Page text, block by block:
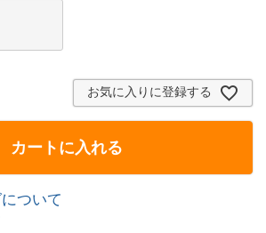
お気に入りに登録する
カートに入れる
ついて